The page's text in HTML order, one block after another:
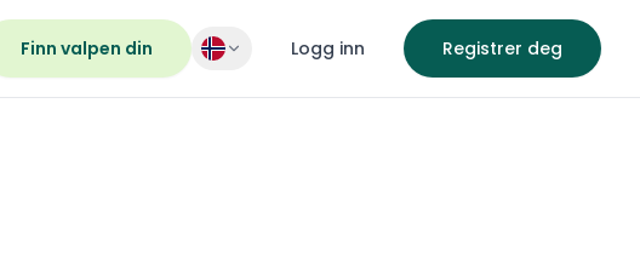
Finn valpen din Logg inn Registrer deg